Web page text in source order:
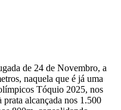
de 24 de Novembro, a
naquela que é já uma
Tóquio 2025, nos
prata alcançada nos 1.500